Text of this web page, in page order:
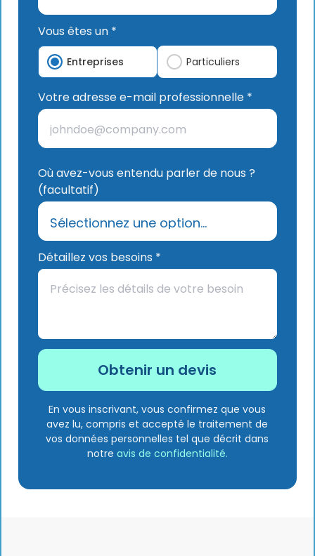
Vous êtes un *
Entreprises Particuliers
Votre adresse e-mail professionnelle *
Où avez-vous entendu parler de nous ?
(facultatif)
Détaillez vos besoins *
En vous inscrivant, vous confirmez que vous
avez lu, compris et accepté le traitement de
vos données personnelles tel que décrit dans
notre avis de confidentialité.